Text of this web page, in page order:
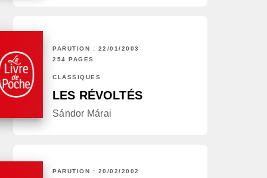
PARUTION : 22/01/2003
254 PAGES
CLASSIQUES
LES RÉVOLTÉS
Sándor Márai
PARUTION : 20/02/2002